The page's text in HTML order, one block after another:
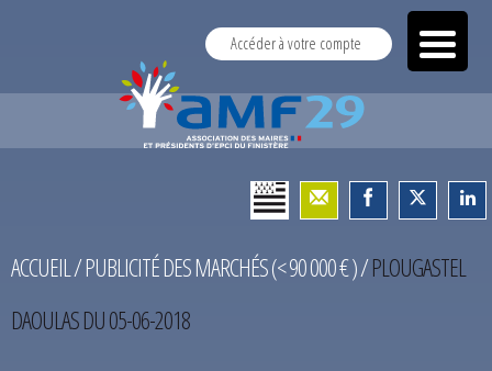
Accéder à votre compte
ACCUEIL/PUBLICITÉ DES MARCHÉS (< 90 000 € )/PLOUGASTEL
DAOULAS DU 05-06-2018